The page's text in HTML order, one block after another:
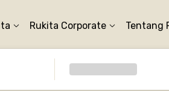
Rukita Corporate Tentang